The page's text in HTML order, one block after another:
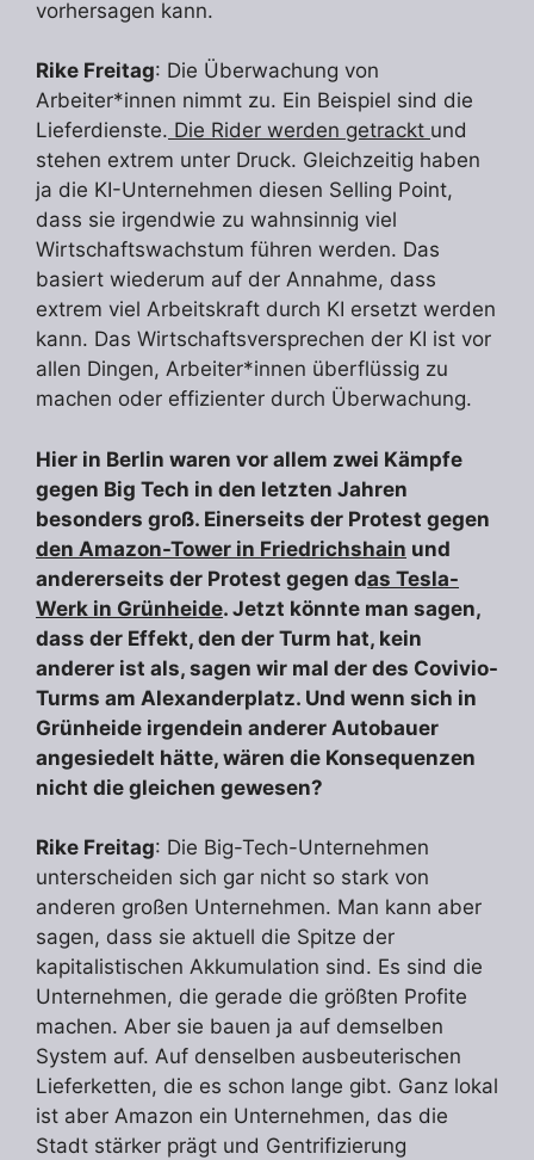
vorhersagen kann.
Rike Freitag: Die Überwachung von
Arbeiter*innen nimmt zu. Ein Beispiel sind die
Lieferdienste. Die Rider werden getrackt und
stehen extrem unter Druck. Gleichzeitig haben
ja die KI-Unternehmen diesen Selling Point,
dass sie irgendwie zu wahnsinnig viel
Wirtschaftswachstum führen werden. Das
basiert wiederum auf der Annahme, dass
extrem viel Arbeitskraft durch KI ersetzt werden
kann. Das Wirtschaftsversprechen der KI ist vor
allen Dingen, Arbeiter*innen überflüssig zu
machen oder effizienter durch Überwachung.
Hier in Berlin waren vor allem zwei Kämpfe
gegen Big Tech in den letzten Jahren
besonders groß. Einerseits der Protest gegen
den Amazon-Tower in Friedrichshain und
andererseits der Protest gegen das Tesla-
Werk in Grünheide. Jetzt könnte man sagen,
dass der Effekt, den der Turm hat, kein
anderer ist als, sagen wir mal der des Covivio-
Turms am Alexanderplatz. Und wenn sich in
Grünheide irgendein anderer Autobauer
angesiedelt hätte, wären die Konsequenzen
nicht die gleichen gewesen?
Rike Freitag: Die Big-Tech-Unternehmen
unterscheiden sich gar nicht so stark von
anderen großen Unternehmen. Man kann aber
sagen, dass sie aktuell die Spitze der
kapitalistischen Akkumulation sind. Es sind die
Unternehmen, die gerade die größten Profite
machen. Aber sie bauen ja auf demselben
System auf. Auf denselben ausbeuterischen
Lieferketten, die es schon lange gibt. Ganz lokal
ist aber Amazon ein Unternehmen, das die
Stadt stärker prägt und Gentrifizierung